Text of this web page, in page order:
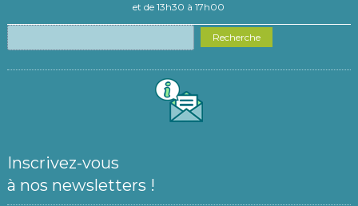
et de 13h30 à 17h00
Recherche
Inscrivez-vous
à nos newsletters !